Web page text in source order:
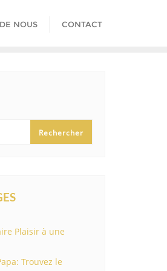
NOUS CONTACT
Rechercher
Plaisir à une
Trouvez le